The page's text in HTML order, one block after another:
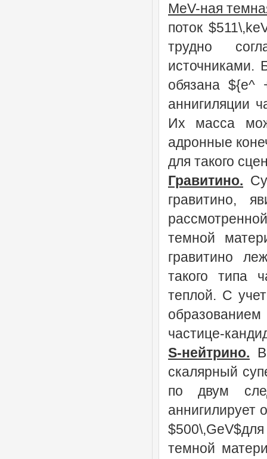
MeV-ная
поток
трудно
источниками.
обязана ${e^
аннигиляции
Их масса
адронные
для такого
Гравитино.
гравитино,
темной
гравитино
такого типа
теплой. С
частице-
S-нейтрино.
скалярный
по двум
аннигилирует
темной